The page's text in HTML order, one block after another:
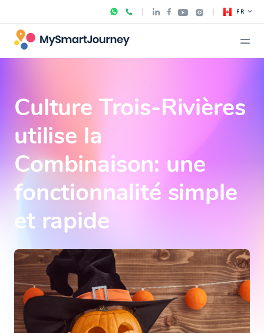
FR
Culture Trois-Rivières
utilise la
Combinaison: une
fonctionnalité simple
et rapide